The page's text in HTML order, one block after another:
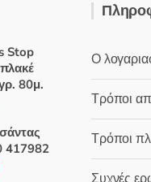
Stop
80μ.
417982
Ο
Τρόποι
Τρόποι